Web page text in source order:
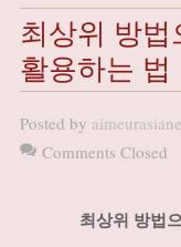
최상위 방
활용하는 법
Posted by
Comments Closed
최상위 방법